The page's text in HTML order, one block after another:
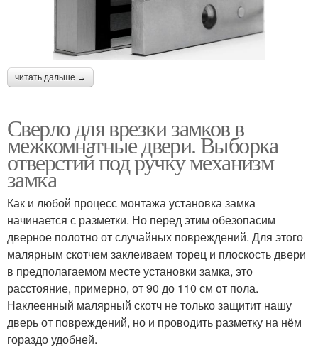
читать дальше →
Сверло для врезки замков в
межкомнатные двери. Выборка
отверстий под ручку механизм
замка
Как и любой процесс монтажа установка замка
начинается с разметки. Но перед этим обезопасим
дверное полотно от случайных повреждений. Для этого
малярным скотчем заклеиваем торец и плоскость двери
в предполагаемом месте установки замка, это
расстояние, примерно, от 90 до 110 см от пола.
Наклеенный малярный скотч не только защитит нашу
дверь от повреждений, но и проводить разметку на нём
гораздо удобней.